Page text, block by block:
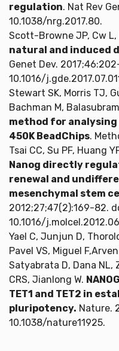
regulation. Nat Rev
10.1038/nrg.2017.80.
Scott-Browne JP, Cw L,
natural and induced
Genet Dev.
10.1016/
Stewart SK, Morris TJ,
Bachman M,
method for
450K BeadChips.
Tsai CC, Su PF, Huang
Nanog directly
renewal and
mesenchymal stem
2012;27;47(2):169-82.
10.1016/
Yael C, Junjun D,
Pavel VS, Miguel
Satyabrata D, Dana NL,
CRS, Jianlong W.
TET1 and TET2 in
pluripotency. Nature.
10.1038/nature11925.